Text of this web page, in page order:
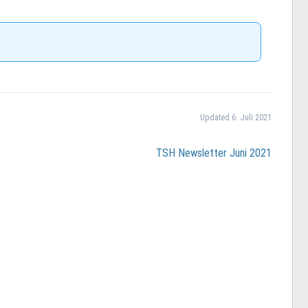
Updated 6. Juli 2021
TSH Newsletter Juni 2021